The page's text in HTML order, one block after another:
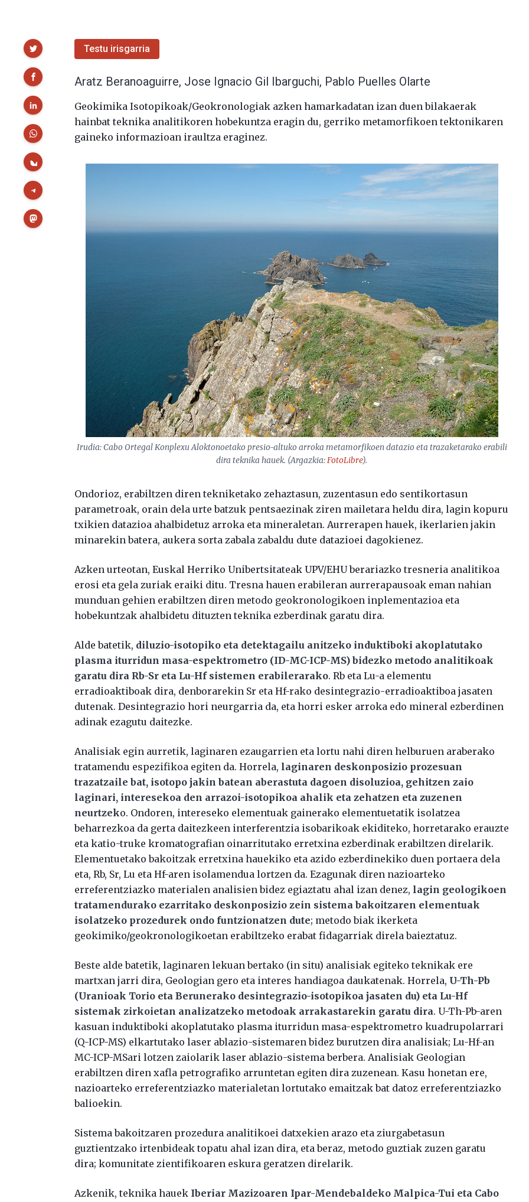
Testu irisgarria
Aratz Beranoaguirre, Jose Ignacio Gil Ibarguchi, Pablo Puelles Olarte
Geokimika Isotopikoak/Geokronologiak azken hamarkadatan izan duen bilakaerak
hainbat teknika analitikoren hobekuntza eragin du, gerriko metamorfikoen tektonikaren
gaineko informazioan iraultza eraginez.
Irudia: Cabo Ortegal Konplexu Aloktonoetako presio-altuko arroka metamorfikoen datazio eta trazaketarako erabili
dira teknika hauek. (Argazkia:FotoLibre).
Ondorioz, erabiltzen diren tekniketako zehaztasun, zuzentasun edo sentikortasun
parametroak, orain dela urte batzuk pentsaezinak ziren mailetara heldu dira, lagin kopuru
txikien datazioa ahalbidetuz arroka eta mineraletan. Aurrerapen hauek, ikerlarien jakin
minarekin batera, aukera sorta zabala zabaldu dute datazioei dagokienez.
Azken urteotan, Euskal Herriko Unibertsitateak UPV/EHU berariazko tresneria analitikoa
erosi eta gela zuriak eraiki ditu. Tresna hauen erabileran aurrerapausoak eman nahian
munduan gehien erabiltzen diren metodo geokronologikoen inplementazioa eta
hobekuntzak ahalbidetu dituzten teknika ezberdinak garatu dira.
Alde batetik, diluzio-isotopiko eta detektagailu anitzeko induktiboki akoplatutako
plasma iturridun masa-espektrometro (ID-MC-ICP-MS) bidezko metodo analitikoak
garatu dira Rb-Sr eta Lu-Hf sistemen erabilerarako. Rb eta Lu-a elementu
erradioaktiboak dira, denborarekin Sr eta Hf-rako desintegrazio-erradioaktiboa jasaten
dutenak. Desintegrazio hori neurgarria da, eta horri esker arroka edo mineral ezberdinen
adinak ezagutu daitezke.
Analisiak egin aurretik, laginaren ezaugarrien eta lortu nahi diren helburuen araberako
tratamendu espezifikoa egiten da. Horrela, laginaren deskonposizio prozesuan
trazatzaile bat, isotopo jakin batean aberastuta dagoen disoluzioa, gehitzen zaio
laginari, interesekoa den arrazoi-isotopikoa ahalik eta zehatzen eta zuzenen
neurtzeko. Ondoren, intereseko elementuak gainerako elementuetatik isolatzea
beharrezkoa da gerta daitezkeen interferentzia isobarikoak ekiditeko, horretarako erauzte
eta katio-truke kromatografian oinarritutako erretxina ezberdinak erabiltzen direlarik.
Elementuetako bakoitzak erretxina hauekiko eta azido ezberdinekiko duen portaera dela
eta, Rb, Sr, Lu eta Hf-aren isolamendua lortzen da. Ezagunak diren nazioarteko
erreferentziazko materialen analisien bidez egiaztatu ahal izan denez, lagin geologikoen
tratamendurako ezarritako deskonposizio zein sistema bakoitzaren elementuak
isolatzeko prozedurek ondo funtzionatzen dute; metodo biak ikerketa
geokimiko/geokronologikoetan erabiltzeko erabat fidagarriak direla baieztatuz.
Beste alde batetik, laginaren lekuan bertako (in situ) analisiak egiteko teknikak ere
martxan jarri dira, Geologian gero eta interes handiagoa daukatenak. Horrela, U-Th-Pb
(Uranioak Torio eta Berunerako desintegrazio-isotopikoa jasaten du) eta Lu-Hf
sistemak zirkoietan analizatzeko metodoak arrakastarekin garatu dira. U-Th-Pb-aren
kasuan induktiboki akoplatutako plasma iturridun masa-espektrometro kuadrupolarrari
(Q-ICP-MS) elkartutako laser ablazio-sistemaren bidez burutzen dira analisiak; Lu-Hf-an
MC-ICP-MSari lotzen zaiolarik laser ablazio-sistema berbera. Analisiak Geologian
erabiltzen diren xafla petrografiko arruntetan egiten dira zuzenean. Kasu honetan ere,
nazioarteko erreferentziazko materialetan lortutako emaitzak bat datoz erreferentziazko
balioekin.
Sistema bakoitzaren prozedura analitikoei datxekien arazo eta ziurgabetasun
guztientzako irtenbideak topatu ahal izan dira, eta beraz, metodo guztiak zuzen garatu
dira; komunitate zientifikoaren eskura geratzen direlarik.
Azkenik, teknika hauek Iberiar Mazizoaren Ipar-Mendebaldeko Malpica-Tui eta Cabo
Partekatu